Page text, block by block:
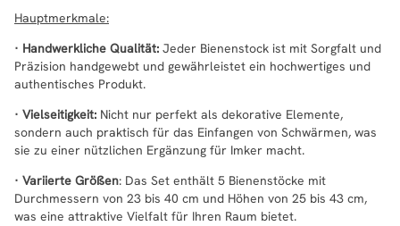
Hauptmerkmale:
· Handwerkliche Qualität: Jeder Bienenstock ist mit Sorgfalt und
Präzision handgewebt und gewährleistet ein hochwertiges und
authentisches Produkt.
· Vielseitigkeit: Nicht nur perfekt als dekorative Elemente,
sondern auch praktisch für das Einfangen von Schwärmen, was
sie zu einer nützlichen Ergänzung für Imker macht.
· Variierte Größen: Das Set enthält 5 Bienenstöcke mit
Durchmessern von 23 bis 40 cm und Höhen von 25 bis 43 cm,
was eine attraktive Vielfalt für Ihren Raum bietet.